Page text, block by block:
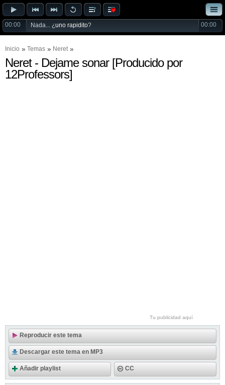
00:00 Nada... ¿uno rapidito? 00:00
Inicio Temas Neret
Neret - Dejame sonar [Producido por
12Professors]
Tu publicidad aquí
Reproducir este tema
Descargar este tema en MP3
Añadir playlist CC